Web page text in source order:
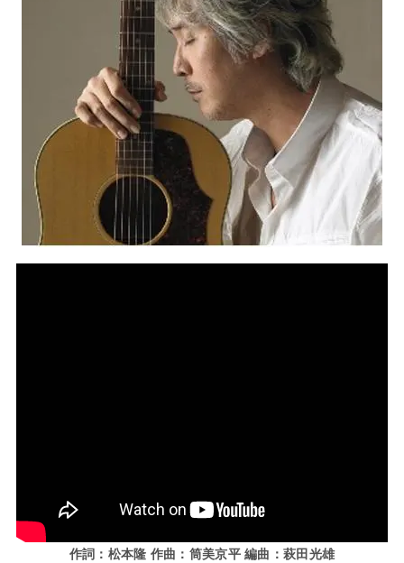
作詞：松本隆 作曲：筒美京平 編曲：萩田光雄